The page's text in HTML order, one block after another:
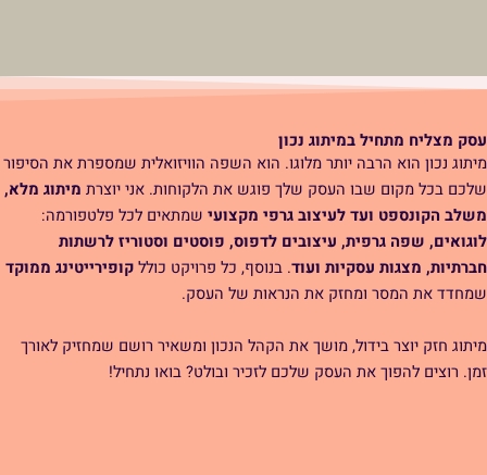
עסק מצליח מתחיל במיתוג נכון
מיתוג נכון הוא הרבה יותר מלוגו. הוא השפה הוויזואלית שמספרת את הסיפור
שלכם בכל מקום שבו העסק שלך פוגש את הלקוחות. אני יוצרת מיתוג מלא,
משלב הקונספט ועד לעיצוב גרפי מקצועי שמתאים לכל פלטפורמה:
לוגואים, שפה גרפית, עיצובים לדפוס, פוסטים וסטוריז לרשתות
חברתיות, מצגות עסקיות ועוד. בנוסף, כל פרויקט כוללקופירייטינג ממוקד
שמחדד את המסר ומחזק את הנראות של העסק.
מיתוג חזק יוצר בידול, מושך את הקהל הנכון ומשאיר רושם שמחזיק לאורך
זמן. רוצים להפוך את העסק שלכם לזכיר ובולט? בואו נתחיל!